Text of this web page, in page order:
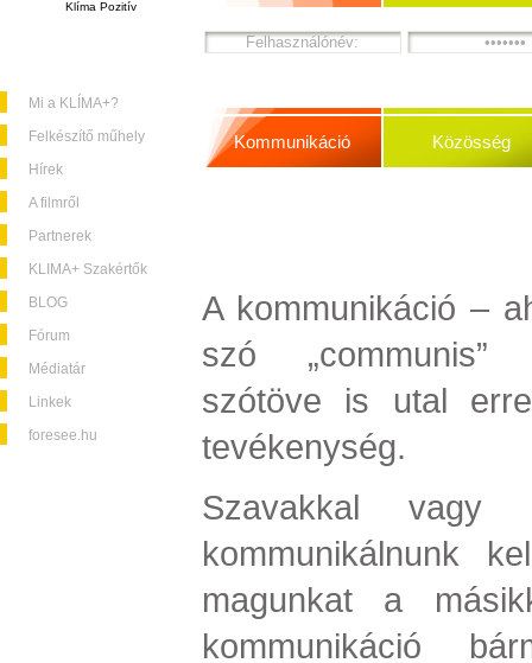
Klíma Pozitív
Mi a KLÍMA+?
Felkészítő műhely
Hírek
A filmről
Partnerek
KLIMA+ Szakértők
BLOG
Fórum
Médiatár
Linkek
foresee.hu
Kommunikáció Közösség
A kommunikáció –
szó „communis”
szótöve is utal
tevékenység.
Szavakkal vagy
kommunikálnunk
magunkat a
kommunikáció